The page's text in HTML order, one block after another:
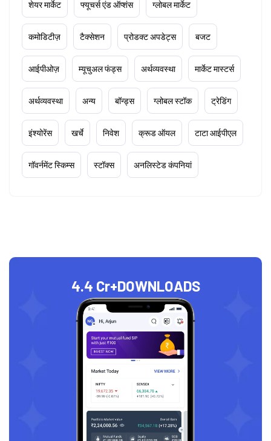
शेयर मार्केट फ्यूचर्स एंड ऑप्शंस ग्लोबल मार्केट
कमोडिटीज़ टैक्सेशन प्रोडक्ट अपडेट्स बजट
आईपीओज़ म्यूचुअल फंड्स अर्थव्यवस्था मार्केट मास्टर्स
अर्थव्यवस्था अन्य बॉन्ड्स ग्लोबल स्टॉक ट्रेडिंग
इंश्योरेंस खर्चे निवेश क्रूड ऑयल टाटा आईपीएल
गॉवर्नमेंट स्किम्स स्टॉक्स अनलिस्टेड कंपनियां
4.4 Cr+DOWNLOADS